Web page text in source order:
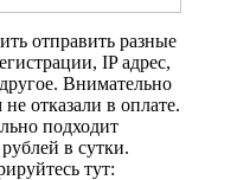
отправить разные
IP адрес,
Внимательно
отказали в оплате.
подходит
в сутки.
тут: